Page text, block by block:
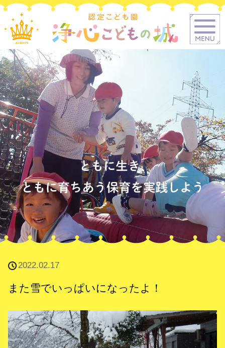
2022.02.17
また雪でいっぱいになったよ！